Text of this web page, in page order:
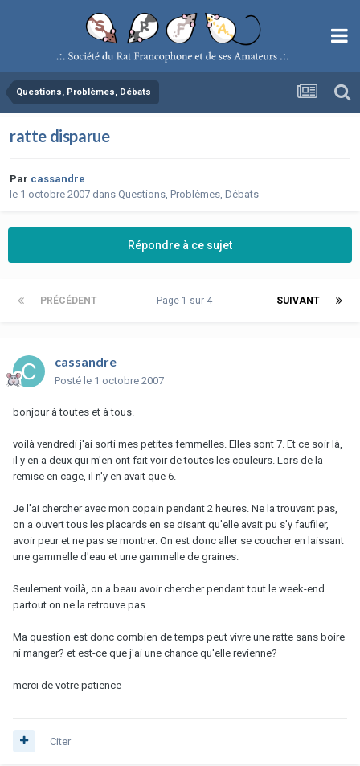
Questions, Problèmes, Débats
ratte disparue
Par cassandre
le 1 octobre 2007 dans Questions, Problèmes, Débats
Répondre à ce sujet
PRÉCÉDENT SUIVANT
Page 1 sur 4
cassandre
Posté le 1 octobre 2007
bonjour à toutes et à tous.
voilà vendredi j'ai sorti mes petites femmelles. Elles sont 7. Et ce soir là,
il y en a deux qui m'en ont fait voir de toutes les couleurs. Lors de la
remise en cage, il n'y en avait que 6.
Je l'ai chercher avec mon copain pendant 2 heures. Ne la trouvant pas,
on a ouvert tous les placards en se disant qu'elle avait pu s'y faufiler,
avoir peur et ne pas se montrer. On est donc aller se coucher en laissant
une gammelle d'eau et une gammelle de graines.
Seulement voilà, on a beau avoir chercher pendant tout le week-end
partout on ne la retrouve pas.
Ma question est donc combien de temps peut vivre une ratte sans boire
ni manger? et est-ce que j'ai une chance qu'elle revienne?
merci de votre patience
Citer